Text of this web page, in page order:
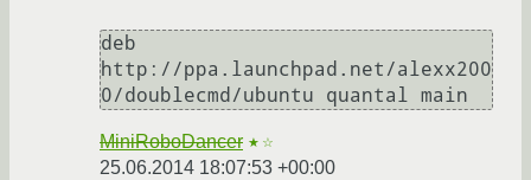
deb
http://ppa.launchpad.net/alexx200
0/doublecmd/ubuntu quantal main
MiniRoboDancer ★☆
25.06.2014 18:07:53 +00:00